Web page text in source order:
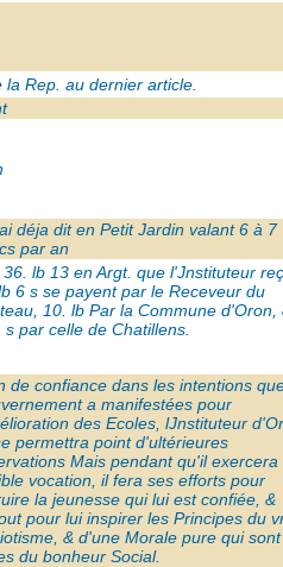
la Rep. au dernier article.
déja dit en Petit Jardin valant 6 à 7
par an
36. lb 13 en Argt. que l'Jnstituteur
6 s se payent par le Receveur du
10. lb Par la Commune d'Oron,
s par celle de Chatillens.
de confiance dans les intentions
a manifestées pour
des Ecoles, lJnstituteur
permettra point d'ultérieures
Mais pendant qu'il exercera
vocation, il fera ses efforts pour
la jeunesse qui lui est confiée, &
pour lui inspirer les Principes du
& d'une Morale pure qui
du bonheur Social.